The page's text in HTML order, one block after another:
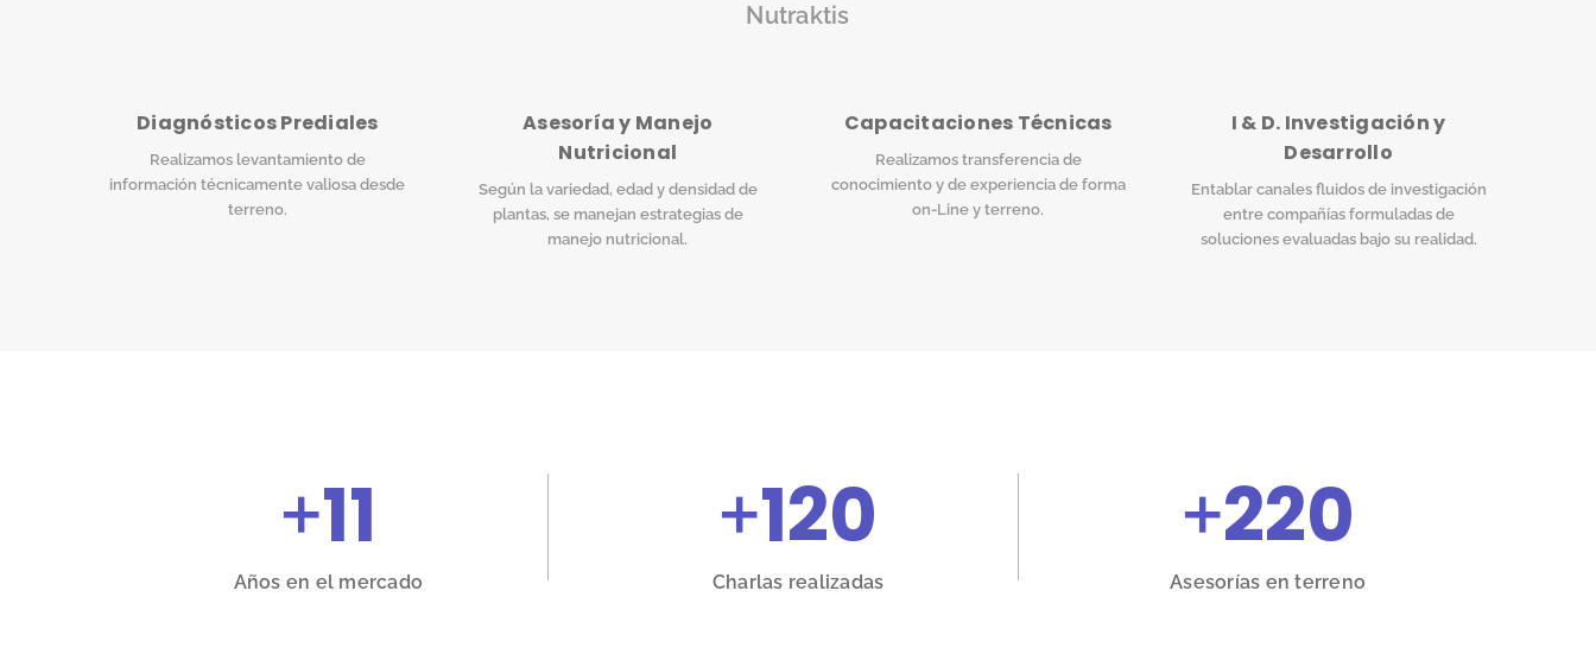
Nutraktis
Diagnósticos Prediales
Realizamos levantamiento de
información técnicamente valiosa desde
terreno.
Asesoría y Manejo
Nutricional
Según la variedad, edad y densidad de
plantas, se manejan estrategias de
manejo nutricional.
Capacitaciones Técnicas
Realizamos transferencia de
conocimiento y de experiencia de forma
on-Line y terreno.
I & D. Investigación y
Desarrollo
Entablar canales fluidos de investigación
entre compañías formuladas de
soluciones evaluadas bajo su realidad.
+11
Años en el mercado
+120
Charlas realizadas
+220
Asesorías en terreno